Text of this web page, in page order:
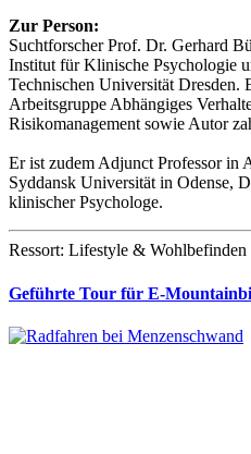
Zur Person:
Suchtforscher Prof. Dr. Gerhard
Institut für Klinische Psychologie
Technischen Universität Dresden.
Arbeitsgruppe Abhängiges
Risikomanagement sowie Autor
Er ist zudem Adjunct Professor in
Syddansk Universität in Odense,
klinischer Psychologe.
Ressort: Lifestyle & Wohlbefinden
Geführte Tour für E-